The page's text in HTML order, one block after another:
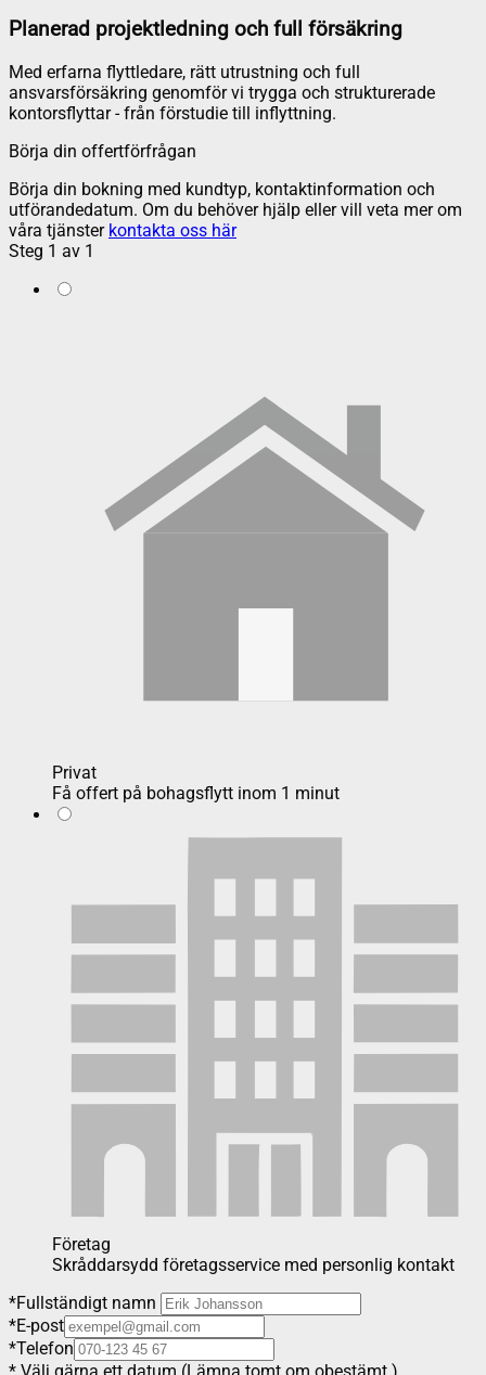
Planerad projektledning och full försäkring
Med erfarna flyttledare, rätt utrustning och full
ansvarsförsäkring genomför vi trygga och strukturerade
kontorsflyttar - från förstudie till inflyttning.
Börja din offertförfrågan
Börja din bokning med kundtyp, kontaktinformation och
utförandedatum. Om du behöver hjälp eller vill veta mer om
våra tjänster kontakta oss här
Steg 1 av 1
Privat
Få offert på bohagsflytt inom 1 minut
Företag
Skråddarsydd företagsservice med personlig kontakt
*Fullständigt namn
*E-post
*Telefon